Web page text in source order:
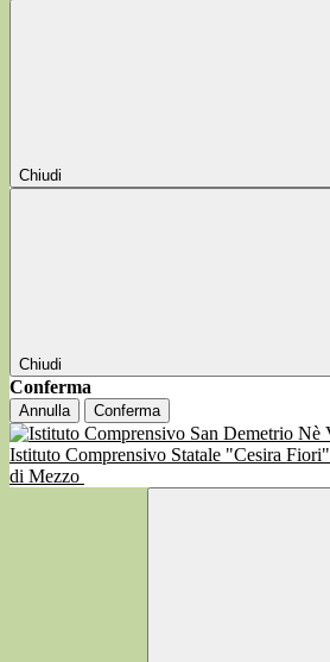
Chiudi
Chiudi
Conferma
Annulla Conferma
Istituto Comprensivo Statale "Cesira Fiori"
di Mezzo